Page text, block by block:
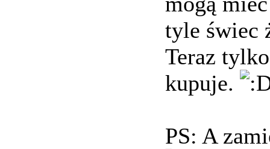
tyle świec
Teraz
kupuje.
PS: A